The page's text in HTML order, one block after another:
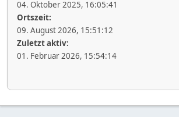
04. Oktober 2025, 16:05:41
Ortszeit:
09. August 2026, 15:51:12
Zuletzt aktiv:
01. Februar 2026, 15:54:14